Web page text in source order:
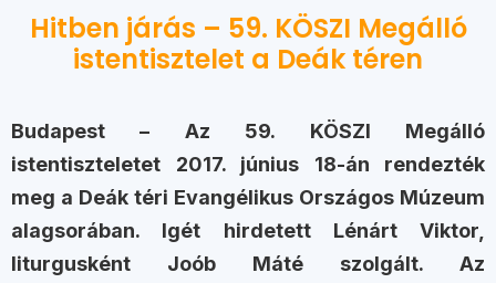
Hitben járás – 59. KÖSZI Megálló
istentisztelet a Deák téren
Budapest – Az 59. KÖSZI Megálló
istentiszteletet 2017. június 18-án rendezték
meg a Deák téri Evangélikus Országos Múzeum
alagsorában. Igét hirdetett Lénárt Viktor,
liturgusként Joób Máté szolgált. Az